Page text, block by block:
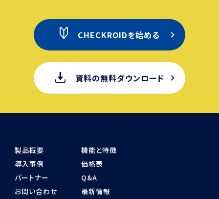
CHECKROIDを始める
資料の無料ダウンロード
製品概要
機能と特徴
導入事例
価格表
パートナー
Q&A
お問い合わせ
最新情報